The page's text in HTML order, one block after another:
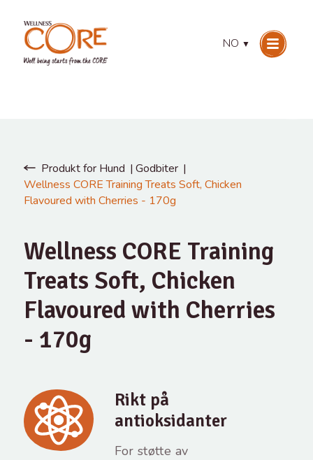
NO ▼
Produkt for Hund
Godbiter
Wellness CORE Training Treats Soft, Chicken
Flavoured with Cherries - 170g
Wellness CORE Training
Treats Soft, Chicken
Flavoured with Cherries
- 170g
Rikt på
antioksidanter
For støtte av